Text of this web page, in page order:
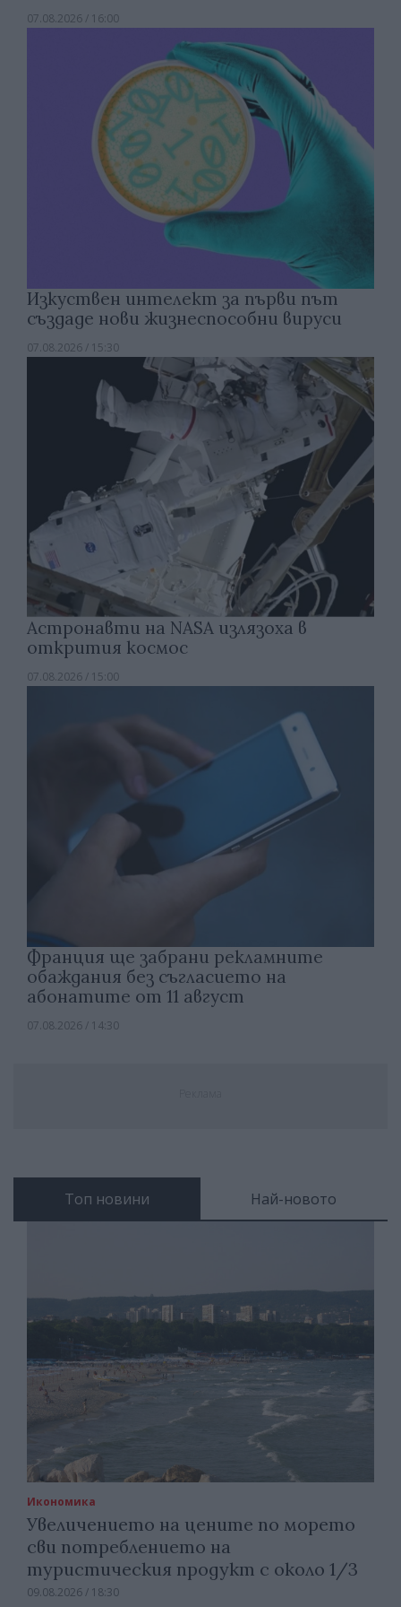
07.08.2026 / 16:00
Изкуствен интелект за първи път
създаде нови жизнеспособни вируси
07.08.2026 / 15:30
Астронавти на NASA излязоха в
открития космос
07.08.2026 / 15:00
Франция ще забрани рекламните
обаждания без съгласието на
абонатите от 11 август
07.08.2026 / 14:30
Топ новини Най-новото
Икономика
Увеличението на цените по морето
сви потреблението на
туристическия продукт с около 1/3
09.08.2026 / 18:30